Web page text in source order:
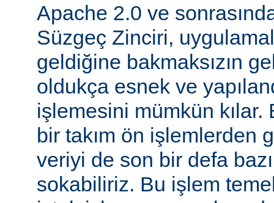
Apache 2.0 ve
Süzgeç Zinciri,
geldiğine bakmaksızın
oldukça esnek ve
işlemesini mümkün
bir takım ön işlemlerden
veriyi de son bir defa
sokabiliriz. Bu işlem